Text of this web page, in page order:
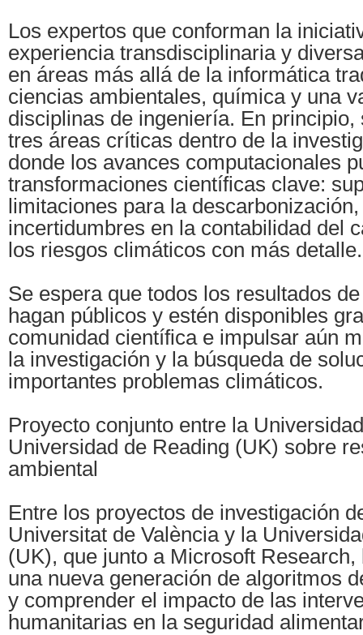
Los expertos que conforman la
experiencia transdisciplinaria y
en áreas más allá de la informática
ciencias ambientales, química y una
disciplinas de ingeniería. En principio,
tres áreas críticas dentro de la
donde los avances computacionales
transformaciones científicas clave:
limitaciones para la
incertidumbres en la contabilidad del
los riesgos climáticos con más detalle.
Se espera que todos los resultados
hagan públicos y estén disponibles
comunidad científica e impulsar aún
la investigación y la búsqueda de
importantes problemas climáticos.
Proyecto conjunto entre la
Universidad de Reading (UK) sobre
ambiental
Entre los proyectos de investigación
Universitat de València y la
(UK), que junto a Microsoft
una nueva generación de algoritmos
y comprender el impacto de las
humanitarias en la seguridad